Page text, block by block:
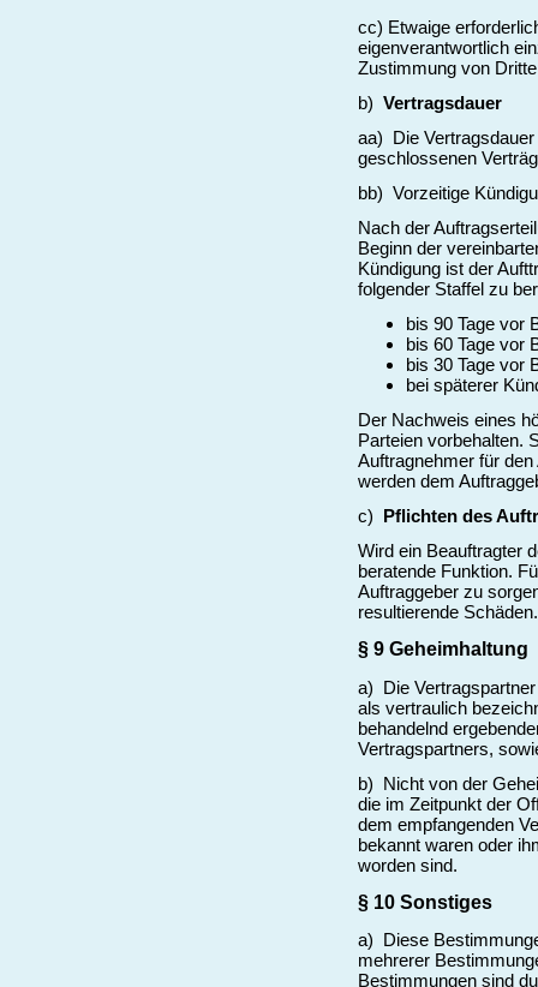
cc) Etwaige
eigenverantwortlich
Zustimmung von
b) Vertragsdauer
aa) Die
geschlossenen
bb) Vorzeitige
Nach der
Beginn der
Kündigung ist der
folgender Staffel zu
bis 90 Tage vor
bis 60 Tage vor
bis 30 Tage vor
bei späterer
Der Nachweis eines
Parteien vorbehalten.
Auftragnehmer für
werden dem
c) Pflichten des
Wird ein Beauftragter
beratende Funktion.
Auftraggeber zu
resultierende Schäden.
§ 9 Geheimhaltung
a) Die
als vertraulich
behandelnd
Vertragspartners,
b) Nicht von der
die im Zeitpunkt der
dem empfangenden
bekannt waren oder
worden sind.
§ 10 Sonstiges
a) Diese
mehrerer
Bestimmungen sind